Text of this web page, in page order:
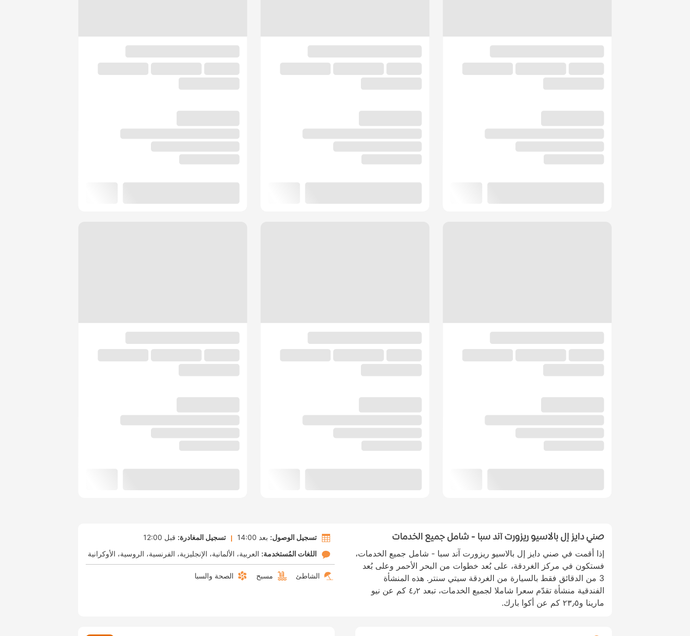
صني دايز إل بالاسيو ريزورت آند سبا - شامل جميع الخدمات
إذا أقمت في صني دايز إل بالاسيو ريزورت آند سبا - شامل جميع الخدمات،
فستكون في مركز الغردقة، على بُعد خطوات من البحر الأحمر وعلى بُعد
3 من الدقائق فقط بالسيارة من الغردقة سيتي سنتر. هذه المنشأة
الفندقية منشأة تقدّم سعرا شاملا لجميع الخدمات، تبعد ٤٫٢ كم عن نيو
مارينا و٢٣٫٥ كم عن أكوا بارك.
تسجيل الوصول: بعد 14:00 تسجيل المغادرة: قبل 12:00
اللغات المُستخدمة: العربية الألمانية الإنجليزية الفرنسية الروسية الأوكرانية
الشاطئ مسبح الصحة والسبا